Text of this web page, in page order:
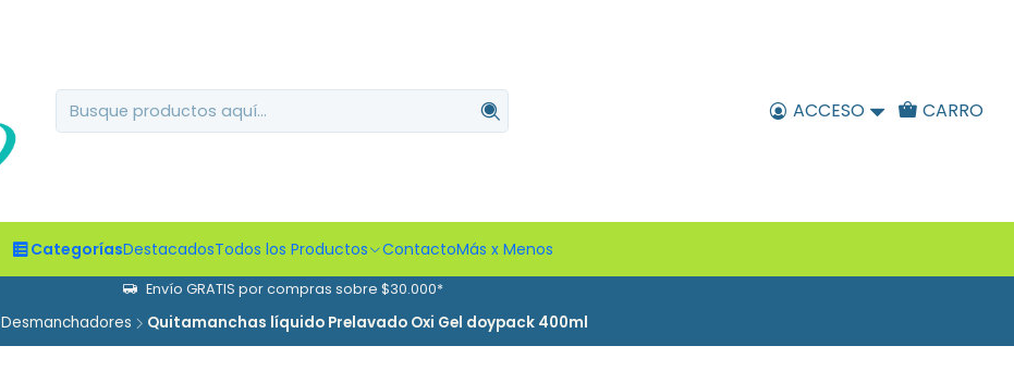
ACCESO CARRO
CategoríasDestacadosTodos los Productos ContactoMás x Menos
Envío GRATIS por compras sobre $30.000*
Desmanchadores Quitamanchas líquido Prelavado Oxi Gel doypack 400ml